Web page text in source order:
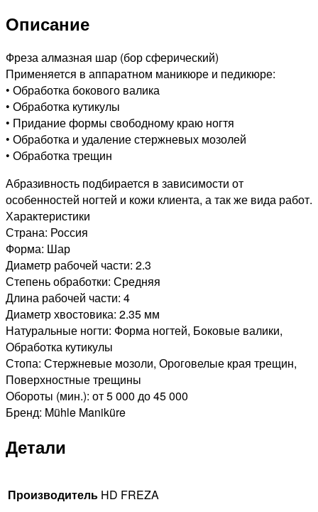
Описание
Фреза алмазная шар (бор сферический)
Применяется в аппаратном маникюре и педикюре:
• Обработка бокового валика
• Обработка кутикулы
• Придание формы свободному краю ногтя
• Обработка и удаление стержневых мозолей
• Обработка трещин
Абразивность подбирается в зависимости от
особенностей ногтей и кожи клиента, а так же вида работ.
Характеристики
Страна: Россия
Форма: Шар
Диаметр рабочей части: 2.3
Степень обработки: Средняя
Длина рабочей части: 4
Диаметр хвостовика: 2.35 мм
Натуральные ногти: Форма ногтей, Боковые валики,
Обработка кутикулы
Стопа: Стержневые мозоли, Ороговелые края трещин,
Поверхностные трещины
Обороты (мин.): от 5 000 до 45 000
Бренд: Mühle Maniküre
Детали
Производитель HD FREZA